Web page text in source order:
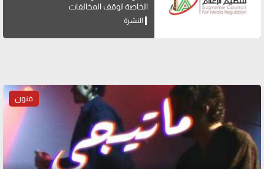
الخاصة لوقف المخالفات
النشرة
فنون